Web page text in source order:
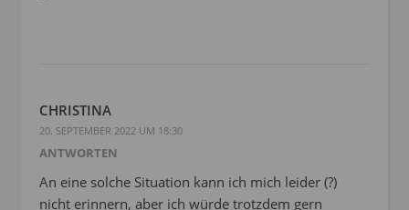
CHRISTINA
20. SEPTEMBER 2022 UM 18:30
ANTWORTEN
An eine solche Situation kann ich mich leider (?)
nicht erinnern, aber ich würde trotzdem gern